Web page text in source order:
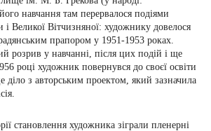
навчання там перервалося подіями
і Великої Вітчизняної: художнику довелося
прапором у 1951-1953 роках.
розрив у навчанні, після цих подій і ще
році художник повернувся до своєї освіти
діло з авторським проектом, який зазначила
становлення художника зіграли пленерні